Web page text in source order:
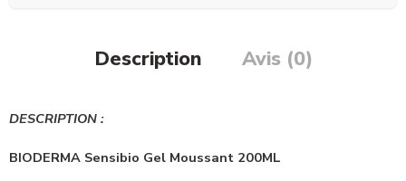
Description Avis (0)
DESCRIPTION :
BIODERMA Sensibio Gel Moussant 200ML